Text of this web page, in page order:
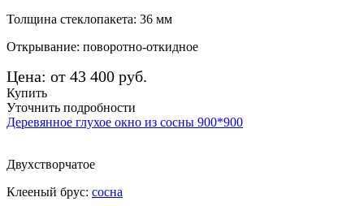
Толщина стеклопакета: 36 мм
Открывание: поворотно-откидное
Цена: от 43 400 руб.
Купить
Уточнить подробности
Деревянное глухое окно из сосны 900*900
Двухстворчатое
Клееный брус: сосна